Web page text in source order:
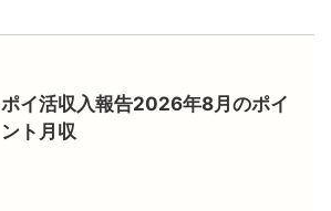
ポイ活収入報告2026年8月のポイ
ント月収